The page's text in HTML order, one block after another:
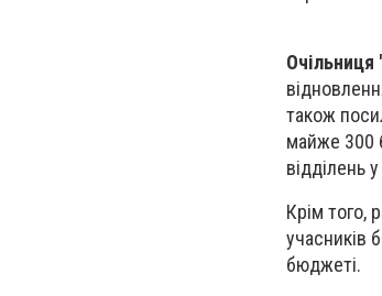
Очільниця
також
майже 300
відділень
Крім того,
учасників
бюджеті.